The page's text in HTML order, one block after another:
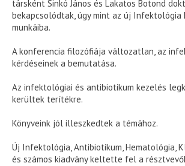
társként Sinkó János és Lakatos Botond
bekapcsolódtak, úgy mint az új Infektológia
munkáiba.
A konferencia filozófiája változatlan, az
kérdéseinek a bemutatása.
Az infektológiai és antibiotikum kezelés
kerültek terítékre.
Könyveink jól illeszkedtek a témához.
Új Infektológia, Antibiotikum, Hematológia,
és számos kiadvány keltette fel a